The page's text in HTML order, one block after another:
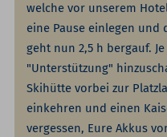
welche vor unserem
eine Pause einlegen und
geht nun 2,5 h bergauf.
"Unterstützung"
Skihütte vorbei zur
einkehren und einen
vergessen, Eure Akkus